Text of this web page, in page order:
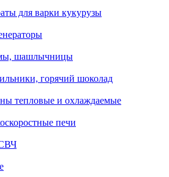
для варки кукурузы
шашлычницы
горячий шоколад
тепловые и охлаждаемые
печи